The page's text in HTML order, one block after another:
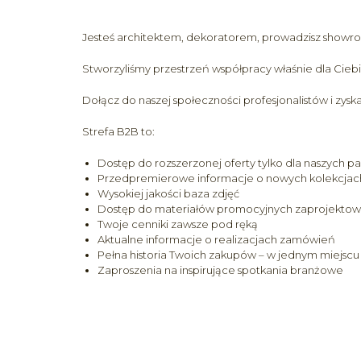
Jesteś architektem, dekoratorem, prowadzisz
Stworzyliśmy przestrzeń współpracy właśnie dla
Dołącz do naszej społeczności profesjonalistów i
Strefa B2B to:
Dostęp do rozszerzonej oferty tylko dla naszych
Przedpremierowe informacje o nowych
Wysokiej jakości baza zdjęć
Dostęp do materiałów promocyjnych
Twoje cenniki zawsze pod ręką
Aktualne informacje o realizacjach zamówień
Pełna historia Twoich zakupów – w jednym miejscu
Zaproszenia na inspirujące spotkania branżowe